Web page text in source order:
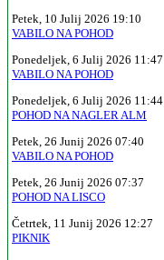
Petek, 10 Julij 2026 19:10
VABILO NA POHOD
Ponedeljek, 6 Julij 2026 11:47
VABILO NA POHOD
Ponedeljek, 6 Julij 2026 11:44
POHOD NA NAGLER ALM
Petek, 26 Junij 2026 07:40
VABILO NA POHOD
Petek, 26 Junij 2026 07:37
POHOD NA LISCO
Četrtek, 11 Junij 2026 12:27
PIKNIK